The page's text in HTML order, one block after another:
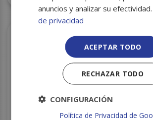
anuncios y analizar su efectividad.
de privacidad
ACEPTAR TODO
RECHAZAR TODO
CONFIGURACIÓN
Política de Privacidad de